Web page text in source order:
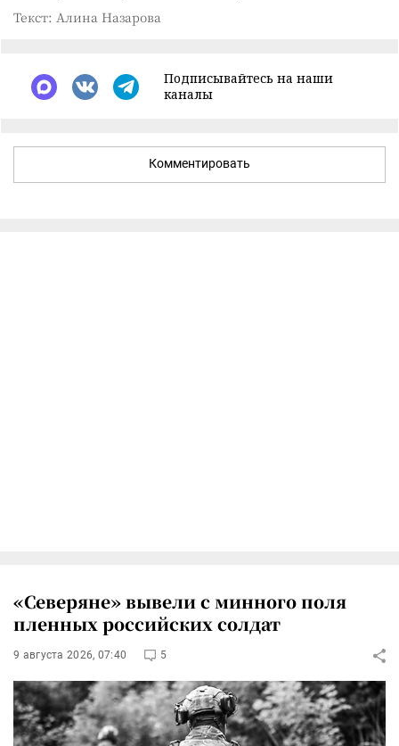
Текст: Алина Назарова
Подписывайтесь на наши
каналы
Комментировать
«Северяне» вывели с минного поля
пленных российских солдат
9 августа 2026, 07:40 5